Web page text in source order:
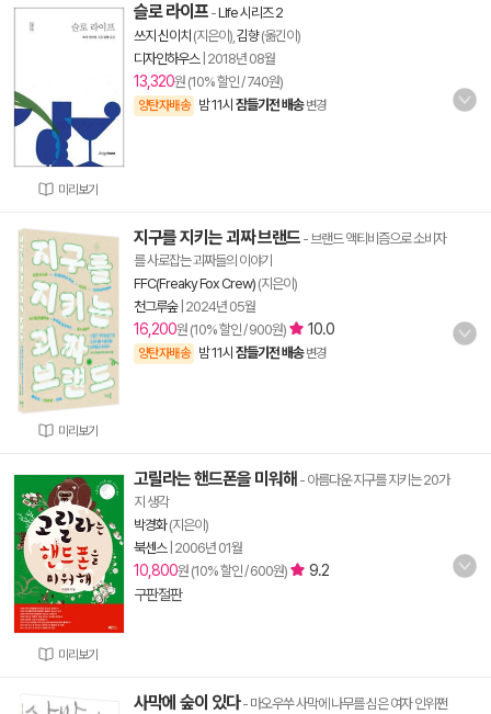
미리보기
슬로 라이프 -LIfe 시리즈 2
쓰지 신이치 (지은이), 김향(옮긴이)
디자인하우스| 2018년 08월
13,320원 (10% 할인 / 740원)
양탄자배송 밤 11시 잠들기전 배송 변경
미리보기
지구를 지키는 괴짜 브랜드 - 브랜드 액티비즘으로 소비자
를 사로잡는 괴짜들의 이야기
FFC(Freaky Fox Crew) (지은이)
천그루숲| 2024년 05월
16,200원 (10% 할인 / 900원) 10.0
양탄자배송 밤 11시 잠들기전 배송 변경
미리보기
고릴라는 핸드폰을 미워해 - 아름다운 지구를 지키는 20가
지 생각
박경화(지은이)
북센스| 2006년 01월
10,800원 (10% 할인 / 600원)
9.2
구판절판
사막에 숲이 있다- 마오우쑤 사막에 나무를 심은 여자 인위쩐